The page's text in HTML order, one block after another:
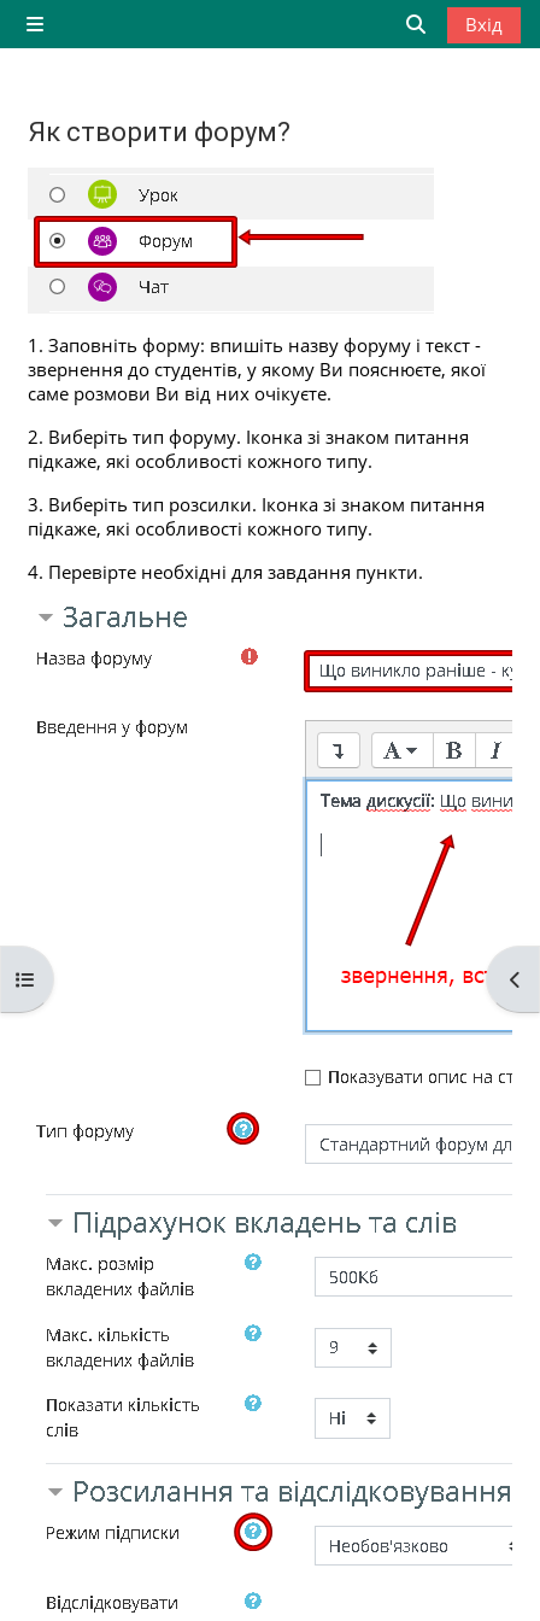
Перейти до головного вмісту
Бокова панель
Вхід
Відкритий покажчик курсу
Як створити форум?
1. Заповніть форму: впишіть назву форуму і текст -
звернення до студентів, у якому Ви пояснюєте, якої
саме розмови Ви від них очікуєте.
2. Виберіть тип форуму. Іконка зі знаком питання
підкаже, які особливості кожного типу.
3. Виберіть тип розсилки. Іконка зі знаком питання
підкаже, які особливості кожного типу.
4. Перевірте необхідні для завдання пункти.